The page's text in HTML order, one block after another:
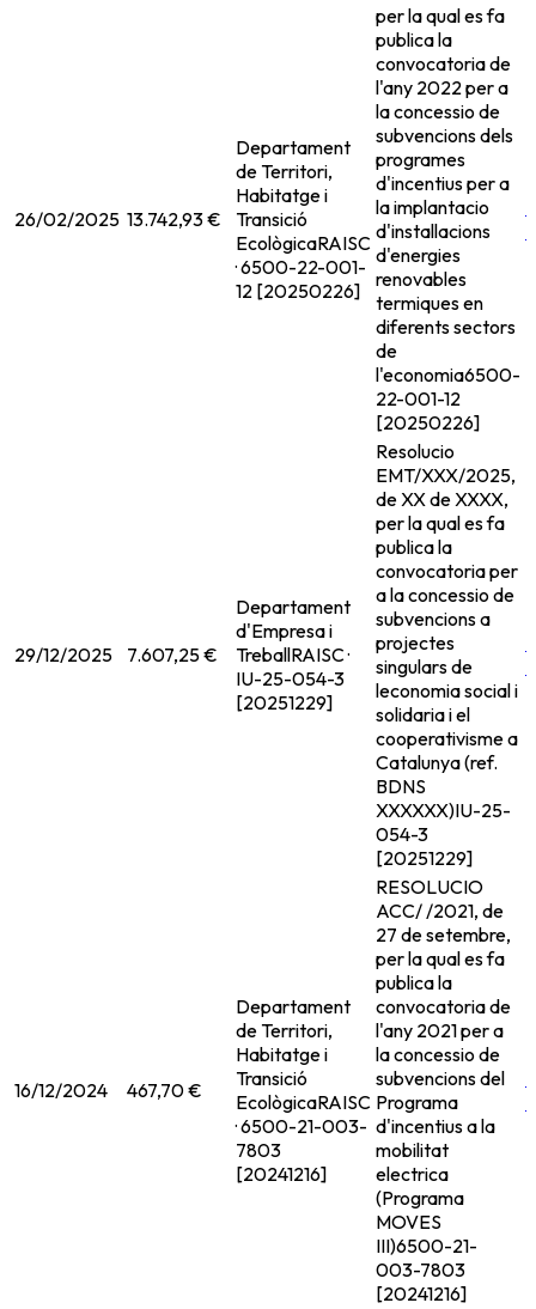
26/02/2025 13.742,93 €
Departament
de Territori,
Habitatge i
Transició
EcològicaRAISC
· 6500-22-001-
12 [20250226]
per la qual es fa
publica la
convocatoria de
l'any 2022 per a
la concessio de
subvencions dels
programes
d'incentius per a
la implantacio
d'installacions
d'energies
renovables
termiques en
diferents sectors
de
l'economia6500-
22-001-12
[20250226]
29/12/2025 7.607,25 €
Departament
d'Empresa i
TreballRAISC ·
IU-25-054-3
[20251229]
Resolucio
EMT/XXX/2025,
de XX de XXXX,
per la qual es fa
publica la
convocatoria per
a la concessio de
subvencions a
projectes
singulars de
leconomia social i
solidaria i el
cooperativisme a
Catalunya (ref.
BDNS
XXXXXX)IU-25-
054-3
[20251229]
16/12/2024 467,70 €
Departament
de Territori,
Habitatge i
Transició
EcològicaRAISC
· 6500-21-003-
7803
[20241216]
RESOLUCIO
ACC/ /2021, de
27 de setembre,
per la qual es fa
publica la
convocatoria de
l'any 2021 per a
la concessio de
subvencions del
Programa
d'incentius a la
mobilitat
electrica
(Programa
MOVES
III)6500-21-
003-7803
[20241216]